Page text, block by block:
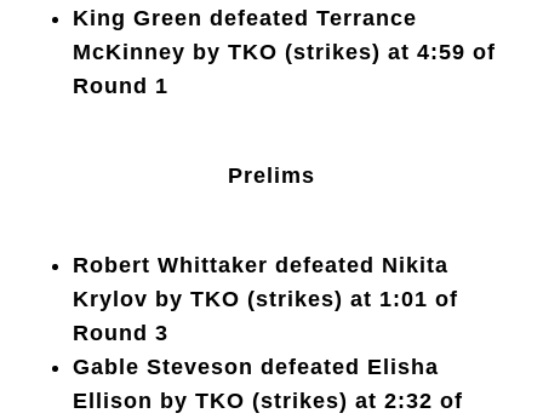
King Green defeated Terrance
McKinney by TKO (strikes) at 4:59 of
Round 1
Prelims
Robert Whittaker defeated Nikita
Krylov by TKO (strikes) at 1:01 of
Round 3
Gable Steveson defeated Elisha
Ellison by TKO (strikes) at 2:32 of